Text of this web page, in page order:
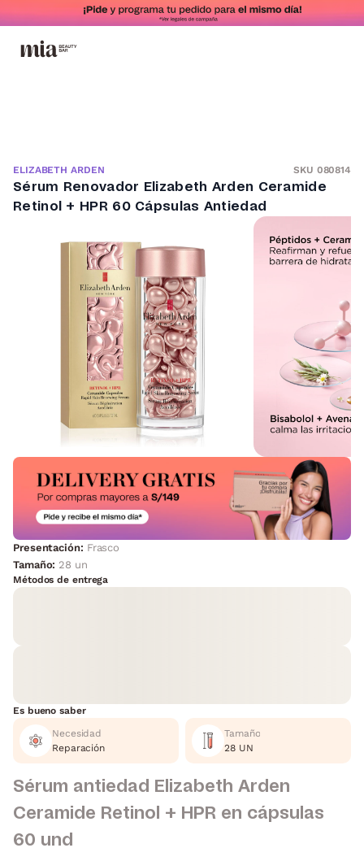
ELIZABETH ARDEN SKU 080814
Sérum Renovador Elizabeth Arden Ceramide
Retinol + HPR 60 Cápsulas Antiedad
Presentación: Frasco
Tamaño: 28 un
Métodos de entrega
Es bueno saber
Necesidad
Reparación
Tamaño
28 UN
Sérum antiedad Elizabeth Arden
Ceramide Retinol + HPR en cápsulas
60 und